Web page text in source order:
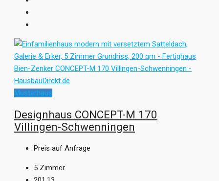
Musterhaus
Designhaus CONCEPT-M 170
Villingen-Schwenningen
Preis auf Anfrage
5 Zimmer